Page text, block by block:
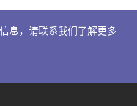
息，请联系我们了解更多